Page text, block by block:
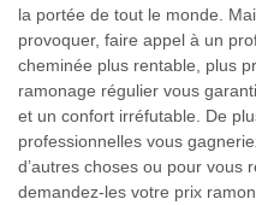
la portée de tout le monde.
provoquer, faire appel à un
cheminée plus rentable, plus
ramonage régulier vous
et un confort irréfutable. De
professionnelles vous
d’autres choses ou pour vous
demandez-les votre prix